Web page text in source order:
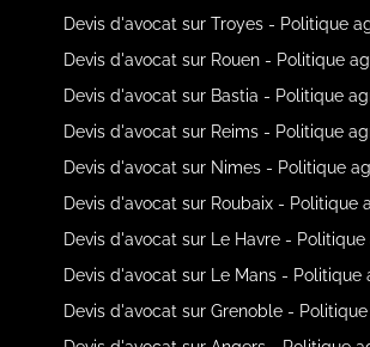
Devis d'avocat sur Troyes - Politique
Devis d'avocat sur Rouen - Politique
Devis d'avocat sur Bastia - Politique
Devis d'avocat sur Reims - Politique
Devis d'avocat sur Nimes - Politique
Devis d'avocat sur Roubaix - Politique
Devis d'avocat sur Le Havre -
Devis d'avocat sur Le Mans - Politique
Devis d'avocat sur Grenoble -